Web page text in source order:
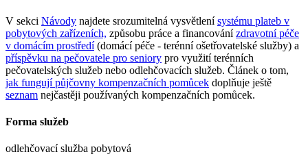
V sekci Návody najdete srozumitelná vysvětlenísystému plateb v
pobytových zařízeních, způsobu práce a financovánízdravotní péče
v domácím prostředí(domácí péče - terénní ošetřovatelské služby) a
příspěvku na pečovatele pro seniory pro využití terénních
pečovatelských služeb nebo odlehčovacích služeb. Článek o tom,
jak fungují půjčovny kompenzačních pomůcek doplňuje ještě
seznam nejčastěji používaných kompenzačních pomůcek.
Forma služeb
odlehčovací služba pobytová